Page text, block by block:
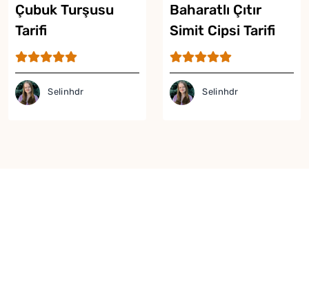
Çubuk Turşusu
Tarifi
Selinhdr
Baharatlı Çıtır
Simit Cipsi Tarifi
Selinhdr